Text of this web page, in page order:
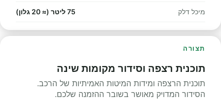
מיכל דלק 75 ליטר (≈ 20 גלון)
תצורה
תוכנית רצפה וסידור מקומות שינה
תוכנית הרצפה ומידות המיטות האמיתיות של הרכב.
הסידור המדויק מאושר בשובר ההזמנה שלכם.